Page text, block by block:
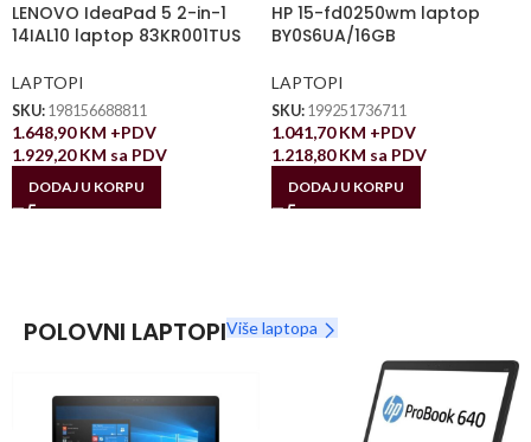
LENOVO IdeaPad 5 2-in-1
14IAL10 laptop 83KR001TUS
LAPTOPI
SKU: 198156688811
1.648,90KM +PDV
1.929,20KM sa PDV
DODAJ U KORPU
HP 15-fd0250wm laptop
BY0S6UA/16GB
LAPTOPI
SKU: 199251736711
1.041,70KM +PDV
1.218,80KM sa PDV
DODAJ U KORPU
POLOVNI LAPTOPIViše laptopa